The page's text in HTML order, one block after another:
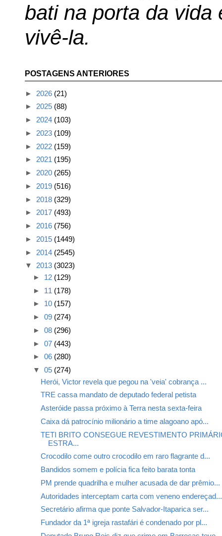
bati na porta da vida
vivê-la.
POSTAGENS ANTERIORES
► 2026 (21)
► 2025 (88)
► 2024 (103)
► 2023 (109)
► 2022 (159)
► 2021 (195)
► 2020 (265)
► 2019 (516)
► 2018 (329)
► 2017 (493)
► 2016 (756)
► 2015 (1449)
► 2014 (2545)
▼ 2013 (3023)
► 12 (129)
► 11 (178)
► 10 (157)
► 09 (274)
► 08 (296)
► 07 (443)
► 06 (280)
▼ 05 (274)
Herói, Victor revela que pegou na 'veia' cobrança ...
TRE cassa mandato de deputado federal petista
Asteróide passa próximo à Terra nesta sexta-feira
Caixa dá patrocínio milionário a time alagoano apó...
TETI BRITO CONSEGUE REVESTIMENTO
ESTRA...
Crocodilo come outro crocodilo em raro flagrante d...
Bandidos somem e polícia fica feito barata tonta
PM prende quadrilha e mulher acusada de dar prêmio...
Autoridades interceptam carta com veneno endereçad...
Secretário afirma que ponte Salvador-Itaparica ser...
Fundador da 1ª igreja rastafári é condenado por pl...